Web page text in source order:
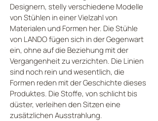
Designern, stelly verschiedene Modelle
von Stühlen in einer Vielzahl von
Materialen und Formen her. Die Stühle
von LANDO fügen sich in der Gegenwart
ein, ohne auf die Beziehung mit der
Vergangenheit zu verzichten. Die Linien
sind noch rein und wesentlich, die
Formen reden mit der Geschichte dieses
Produktes. Die Stoffe, von schlicht bis
düster, verleihen den Sitzen eine
zusätzlichen Ausstrahlung.